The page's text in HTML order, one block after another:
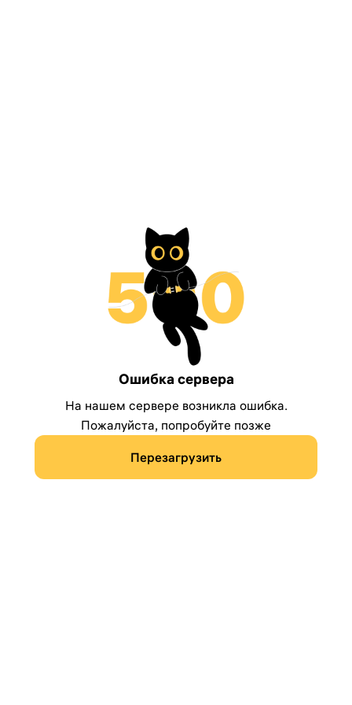
Ошибка сервера
На нашем сервере возникла ошибка.
Пожалуйста, попробуйте позже
Перезагрузить